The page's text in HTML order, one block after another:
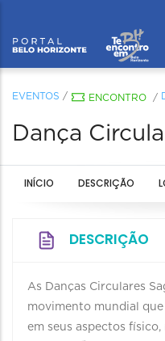
EVENTOS / ENCONTRO /
Dança
INÍCIO DESCRIÇÃO
DESCRIÇÃO
As Danças Circulares
movimento mundial
em seus aspectos